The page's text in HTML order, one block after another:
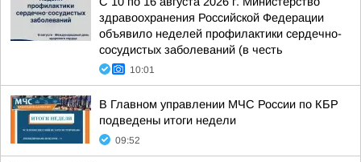
здравоохранения Российской Федерации
объявило неделей профилактики сердечно-
сосудистых заболеваний (в честь
10:01
В Главном управлении МЧС России по КБР
подведены итоги недели
09:52